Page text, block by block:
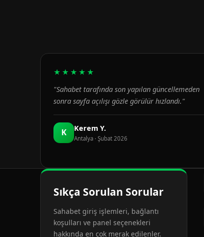
★★★★★
"Sahabet tarafında son yapılan güncellemeden
sonra sayfa açılışı gözle görülür hızlandı."
K Kerem Y.
Antalya · Şubat 2026
Sıkça Sorulan Sorular
Sahabet giriş işlemleri, bağlantı
koşulları ve panel seçenekleri
hakkında en çok merak edilenler.